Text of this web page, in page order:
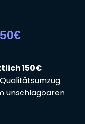
150€
unschlagbaren